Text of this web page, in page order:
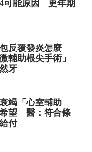
可能原因 更年期
反覆發炎怎麼
輔助根尖手術」
牙
竭「心室輔助
望 醫：符合條
付